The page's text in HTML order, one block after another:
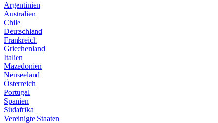
Argentinien
Australien
Chile
Deutschland
Frankreich
Griechenland
Italien
Mazedonien
Neuseeland
Österreich
Portugal
Spanien
Südafrika
Vereinigte Staaten